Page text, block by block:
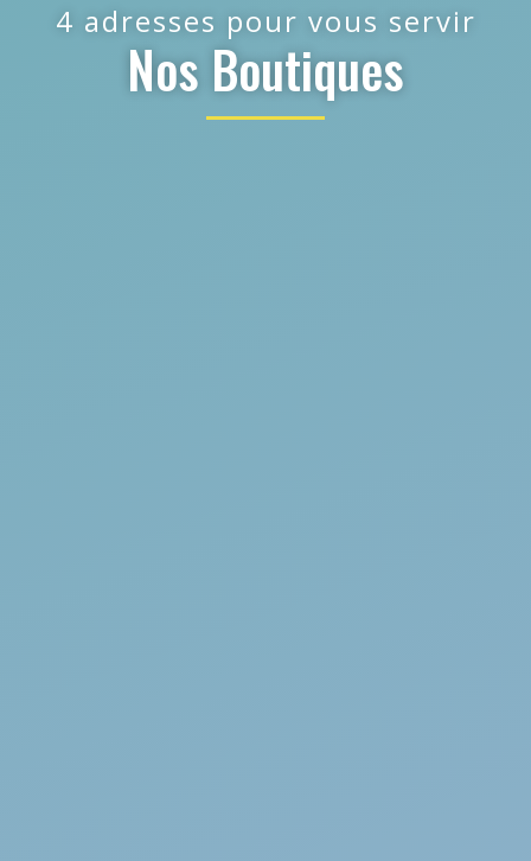
4 adresses pour vous servir
Nos Boutiques